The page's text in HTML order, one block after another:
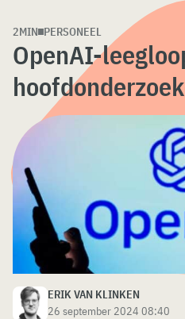
2MIN PERSONEEL
OpenAI-
ERIK VAN KLINKEN
26 september 2024 08:40